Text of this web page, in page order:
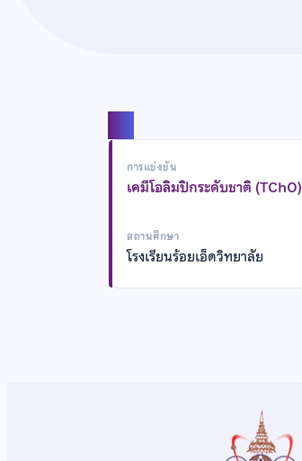
การแข่งขัน
เคมีโอลิมปิกระดับชาติ (TChO)
สถานศึกษา
โรงเรียนร้อยเอ็ดวิทยาลัย